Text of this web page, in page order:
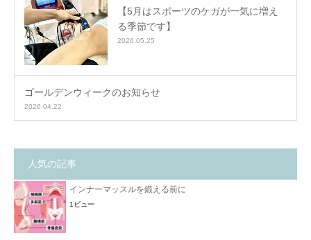
【5月はスポーツのケガが一気に増え
る季節です】
2026.05.25
ゴールデンウィークのお知らせ
2026.04.22
人気の記事
インナーマッスルを鍛える前に
1ビュー